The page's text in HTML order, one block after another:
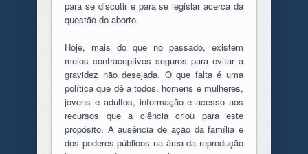
para se discutir e para se legislar acerca da
questão do aborto.
Hoje, mais do que no passado, existem
meios contraceptivos seguros para evitar a
gravidez não desejada. O que falta é uma
política que dê a todos, homens e mulheres,
jovens e adultos, informação e acesso aos
recursos que a ciência criou para este
propósito. A ausência de ação da família e
dos poderes públicos na área da reprodução